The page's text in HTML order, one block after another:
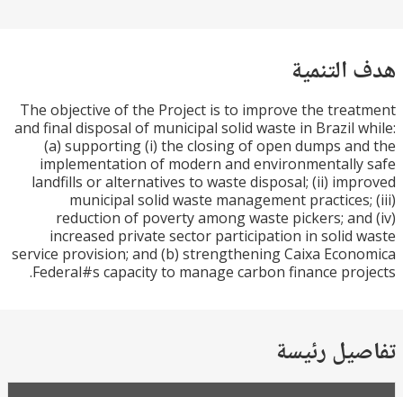
The objective of the Project is to improve the
and final disposal of municipal solid waste in Brazil
(a) supporting (i) the closing of open dumps
implementation of modern and
landfills or alternatives to waste disposal; (ii)
municipal solid waste management
reduction of poverty among waste pickers;
increased private sector participation in solid
service provision; and (b) strengthening Caixa
Federal#s capacity to manage carbon finance
رئيسة